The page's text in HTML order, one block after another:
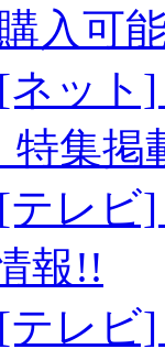
入可
[ネット]
特集
[テレビ]
報!!
[テレビ